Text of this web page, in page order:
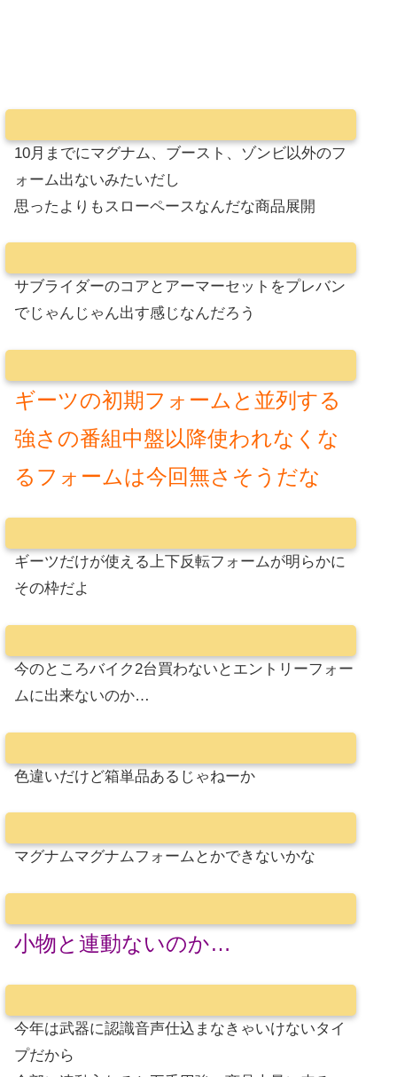
10月までにマグナム、ブースト、ゾンビ以外のフ
ォーム出ないみたいだし
思ったよりもスローペースなんだな商品展開
サブライダーのコアとアーマーセットをプレバン
でじゃんじゃん出す感じなんだろう
ギーツの初期フォームと並列する
強さの番組中盤以降使われなくな
るフォームは今回無さそうだな
ギーツだけが使える上下反転フォームが明らかに
その枠だよ
今のところバイク2台買わないとエントリーフォー
ムに出来ないのか…
色違いだけど箱単品あるじゃねーか
マグナムマグナムフォームとかできないかな
小物と連動ないのか…
今年は武器に認識音声仕込まなきゃいけないタイ
プだから